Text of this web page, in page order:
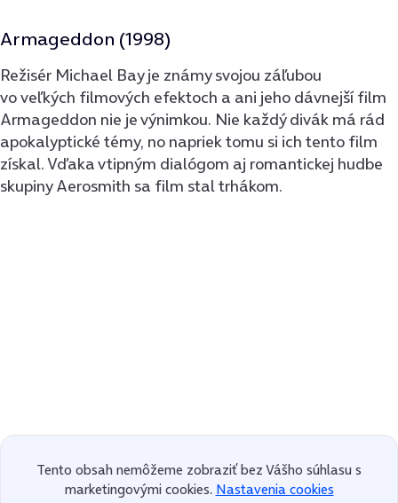
Armageddon (1998)
Režisér Michael Bay je známy svojou záľubou
vo veľkých filmových efektoch a ani jeho dávnejší film
Armageddon nie je výnimkou. Nie každý divák má rád
apokalyptické témy, no napriek tomu si ich tento film
získal. Vďaka vtipným dialógom aj romantickej hudbe
skupiny Aerosmith sa film stal trhákom.
Tento obsah nemôžeme zobraziť bez Vášho súhlasu s
marketingovými cookies. Nastavenia cookies